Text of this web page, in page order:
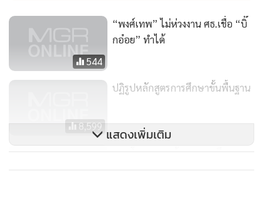
ให้เกิดประโยชน์สูงสุด ขณะเดียวกันจะมีการตั้งคณะกรรมการ
และคณะทำงานเพื่อขับเคลื่อนเรื่องสำคัญต่างๆ และจัดประชุม
ปฏิบัติการอย่างเป็นระบบ เพื่อระดมความคิดในการขับเคลื่อน
งานตามนโยบาย
นั้น เรื่องนี้เป็นนโยบายใหญ่และสำคัญอย่างมากของรัฐบาล ผม
จะกำชับดูแลให้การทำงานในทุกองค์กรหลัก ศธ.ไม่ว่าจะเป็นการ
544
“พงศ์เทพ” ไม่ห่วงงาน ศธ.เชื่อ “บิ๊
กอ๋อย” ทำได้
8,599
ปฏิรูปหลักสูตรการศึกษาขั้นพื้นฐาน
แฉนโยบาย ศธ.ต้นเหตุการศึกษา
ไทยตกต่ำ จี้รัฐดึงเงินกู้ 2.2 ล้านล้าน
แสดงเพิ่มเติม